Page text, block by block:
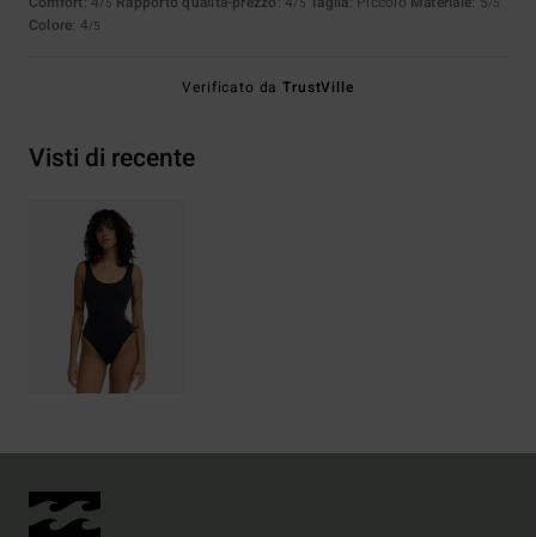
/5 /5 /5
Colore: 4/5
Verificato daTrustVille
Visti di recente